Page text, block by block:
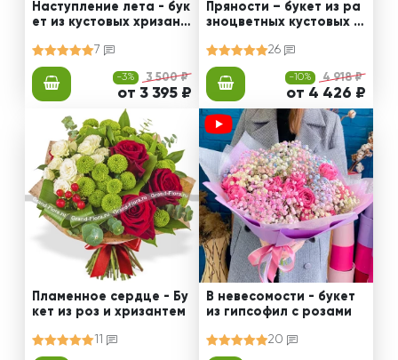
Наступление лета - бук
ет из кустовых хризант
7
-3% 3 500 ₽
от 3 395 ₽
Пряности – букет из ра
зноцветных кустовых р
26
-10% 4 918 ₽
от 4 426 ₽
Пламенное сердце - Бу
кет из роз и хризантем
11
В невесомости - букет
из гипсофил с розами
20